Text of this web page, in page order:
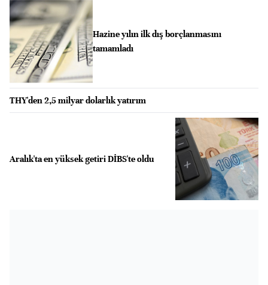
Hazine yılın ilk dış borçlanmasını
tamamladı
THY'den 2,5 milyar dolarlık yatırım
Aralık'ta en yüksek getiri DİBS'te oldu